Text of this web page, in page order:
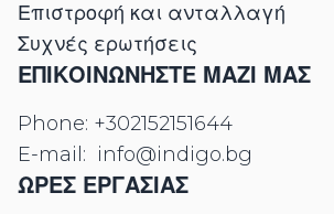
Επιστροφή και ανταλλαγή
Συχνές ερωτήσεις
ΕΠΙΚΟΙΝΩΝΉΣΤΕ ΜΑΖΊ ΜΑΣ
Phone: +302152151644
E-mail: info@indigo.bg
ΩΡΕΣ ΕΡΓΑΣΊΑΣ